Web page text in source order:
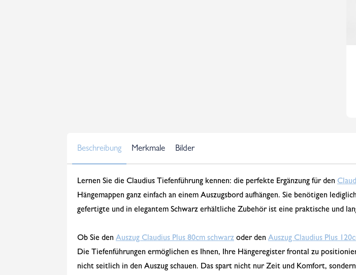
Beschreibung Merkmale Bilder
Lernen Sie die Claudius Tiefenführung kennen: die perfekte Ergänzung für den
Hängemappen ganz einfach an einem Auszugsbord aufhängen. Sie benötigen
gefertigte und in elegantem Schwarz erhältliche Zubehör ist eine praktische und
Ob Sie den Auszug Claudius Plus 80cm schwarz oder den Auszug Claudius Plus
Die Tiefenführungen ermöglichen es Ihnen, Ihre Hängeregister frontal zu
nicht seitlich in den Auszug schauen. Das spart nicht nur Zeit und Komfort,